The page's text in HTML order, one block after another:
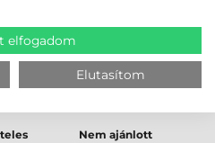
függ a célfelület
a technológiai jellemzők alapján
Nem ajánlott
elfogadom
Elutasítom